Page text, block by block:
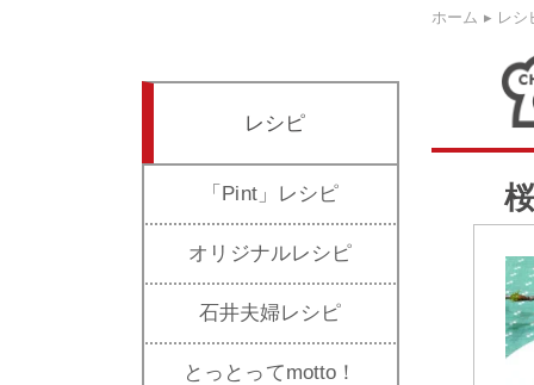
レシピ
「Pint」レシピ
オリジナルレシピ
石井夫婦レシピ
とっとってmotto！
ホーム ▸ レシ